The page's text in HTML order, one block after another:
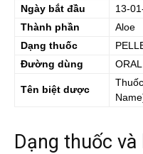
Ngày bắt đầu
13-
Thành phần
Aloe
Dạng thuốc
Đường dùng
ORAL
Tên biệt dược
Thuốc
Dạng thuốc